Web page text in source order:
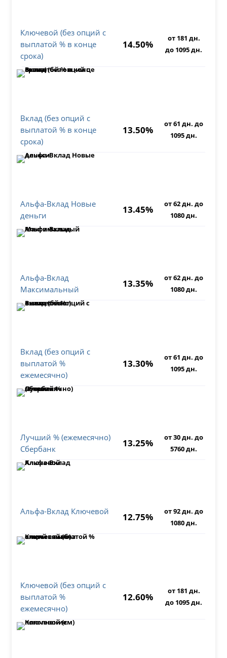
Ключевой (без опций с
выплатой % в конце
срока)
14.50%
от 181 дн.
до 1095 дн.
Вклад (без опций с
выплатой % в конце
срока)
13.50%
от 61 дн. до
1095 дн.
Альфа-Вклад Новые
деньги
13.45%
от 62 дн. до
1080 дн.
Альфа-Вклад
Максимальный
13.35%
от 62 дн. до
1080 дн.
Вклад (без опций с
выплатой %
ежемесячно)
13.30%
от 61 дн. до
1095 дн.
Лучший % (ежемесячно)
Сбербанк
13.25%
от 30 дн. до
5760 дн.
Альфа-Вклад Ключевой
12.75%
от 92 дн. до
1080 дн.
Ключевой (без опций с
выплатой %
ежемесячно)
12.60%
от 181 дн.
до 1095 дн.